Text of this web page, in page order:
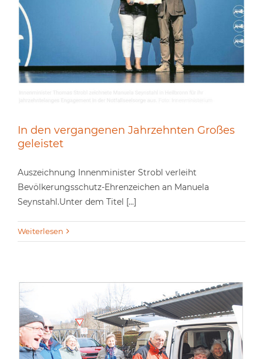
In den vergangenen Jahrzehnten Großes
geleistet
Auszeichnung Innenminister Strobl verleiht
Bevölkerungsschutz-Ehrenzeichen an Manuela
Seynstahl.Unter dem Titel [...]
Weiterlesen